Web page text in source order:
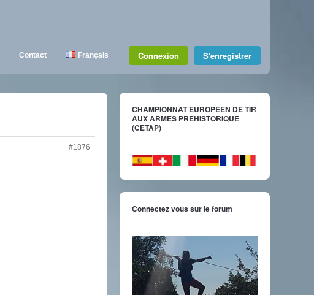
Contact Français Connexion S'enregistrer
#1876
CHAMPIONNAT EUROPEEN DE TIR
AUX ARMES PREHISTORIQUE
(CETAP)
Connectez vous sur le forum